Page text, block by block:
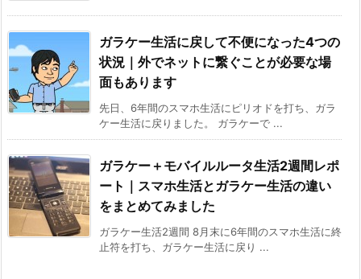
ガラケー生活に戻して不便になった4つの
状況｜外でネットに繋ぐことが必要な場
面もあります
先日、6年間のスマホ生活にピリオドを打ち、ガラ
ケー生活に戻りました。 ガラケーで ...
ガラケー＋モバイルルータ生活2週間レポ
ート｜スマホ生活とガラケー生活の違い
をまとめてみました
ガラケー生活2週間 8月末に6年間のスマホ生活に終
止符を打ち、ガラケー生活に戻り ...